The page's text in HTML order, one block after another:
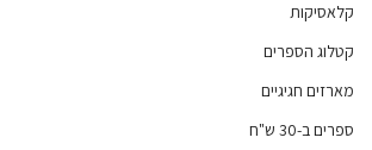
קלאסיקות
קטלוג הספרים
מארזים חגיגיים
ספרים ב-30 ש"ח